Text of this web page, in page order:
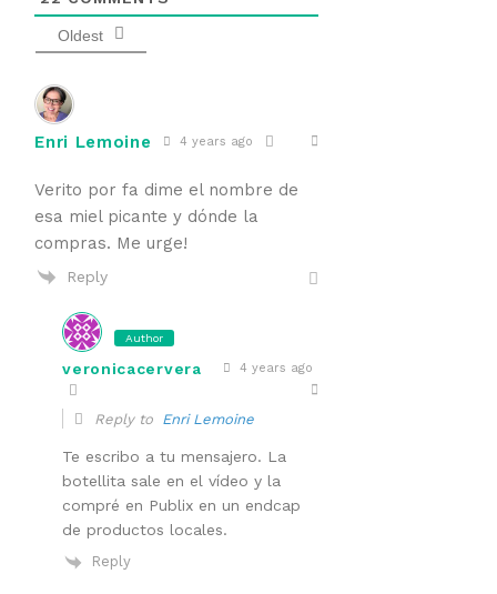
Oldest
Enri Lemoine 4 years ago
Verito por fa dime el nombre de
esa miel picante y dónde la
compras. Me urge!
Reply
Author
veronicacervera 4 years ago
Reply to Enri Lemoine
Te escribo a tu mensajero. La
botellita sale en el vídeo y la
compré en Publix en un endcap
de productos locales.
Reply